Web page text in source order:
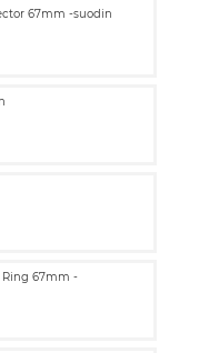
67mm -suodin
Ring 67mm -